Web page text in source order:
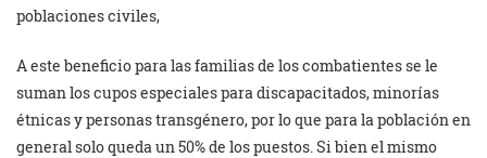
poblaciones civiles,
A este beneficio para las familias de los combatientes se le
suman los cupos especiales para discapacitados, minorías
étnicas y personas transgénero, por lo que para la población en
general solo queda un 50% de los puestos. Si bien el mismo